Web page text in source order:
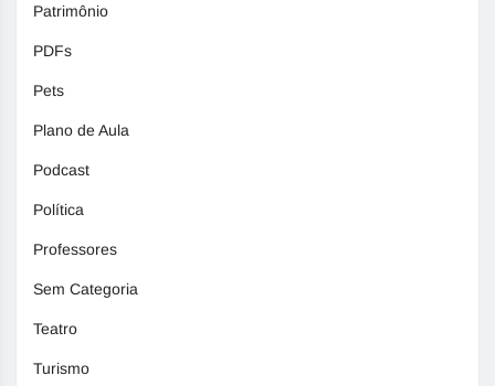
Patrimônio
PDFs
Pets
Plano de Aula
Podcast
Política
Professores
Sem Categoria
Teatro
Turismo